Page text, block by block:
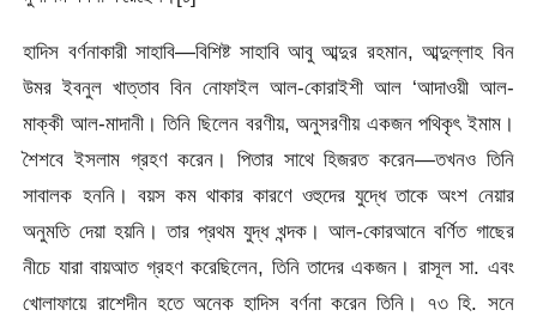
হাদিস বর্ণনাকারী সাহাবি—বিশিষ্ট সাহাবি আবু আব্দুর রহমান, আব্দুল্লাহ বিন
উমর ইবনুল খাত্তাব বিন নোফাইল আল-কোরাইশী আল ‘আদাওয়ী আল-
মাক্কী আল-মাদানী। তিনি ছিলেন বরণীয়, অনুসরণীয় একজন পথিকৃৎ ইমাম।
শৈশবে ইসলাম গ্রহণ করেন। পিতার সাথে হিজরত করেন—তখনও তিনি
সাবালক হননি। বয়স কম থাকার কারণে ওহুদের যুদ্ধে তাকে অংশ নেয়ার
অনুমতি দেয়া হয়নি। তার প্রথম যুদ্ধ খন্দক। আল-কোরআনে বর্ণিত গাছের
নীচে যারা বায়আত গ্রহণ করেছিলেন, তিনি তাদের একজন। রাসূল সা. এবং
খোলাফায়ে রাশেদীন হতে অনেক হাদিস বর্ণনা করেন তিনি। ৭৩ হি. সনে